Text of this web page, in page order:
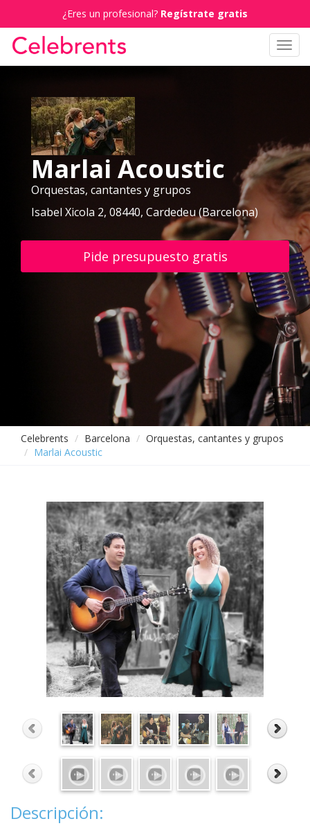
¿Eres un profesional? Regístrate gratis
Marlai Acoustic
Orquestas, cantantes y grupos
Isabel Xicola 2, 08440, Cardedeu (Barcelona)
Pide presupuesto gratis
Celebrents Barcelona
Orquestas, cantantes y grupos
Marlai Acoustic
Descripción: